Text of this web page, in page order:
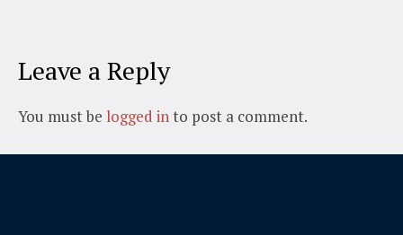
Leave a Reply
You must be logged into post a comment.